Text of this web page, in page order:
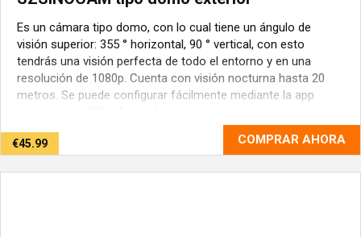
Es un cámara tipo domo, con lo cual tiene un ángulo de
visión superior: 355 ° horizontal, 90 ° vertical, con esto
tendrás una visión perfecta de todo el entorno y en una
resolución de 1080p. Cuenta con visión nocturna hasta 20
metros. Se puede configurar fácilmente mediante la app
€45.99 COMPRAR AHORA